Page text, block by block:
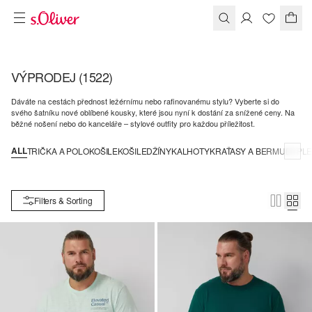
VÝPRODEJ (1522)
Dáváte na cestách přednost ležérnímu nebo rafinovanému stylu? Vyberte si do
svého šatníku nové oblíbené kousky, které jsou nyní k dostání za snížené ceny. Na
běžné nošení nebo do kanceláře – stylové outfity pro každou příležitost.
ALLTRIČKA A POLOKOŠILEKOŠILEDŽÍNYKALHOTYKRAŤASY A BERMUDY
Filters & Sorting